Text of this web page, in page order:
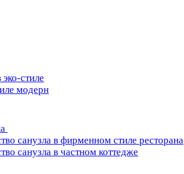
стиле
модерн
санузла в фирменном стиле ресторана
санузла в частном коттедже